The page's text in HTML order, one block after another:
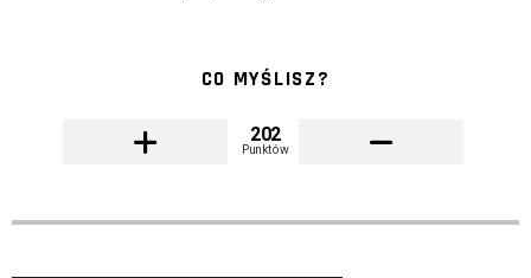
CO MYŚLISZ?
202
Punktów